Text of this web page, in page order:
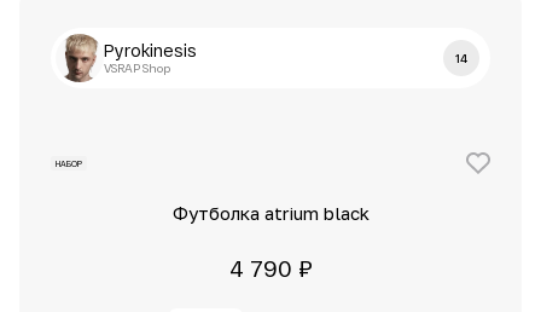
Pyrokinesis
VSRAP Shop
14
НАБОР
Футболка atrium black
4 790 ₽